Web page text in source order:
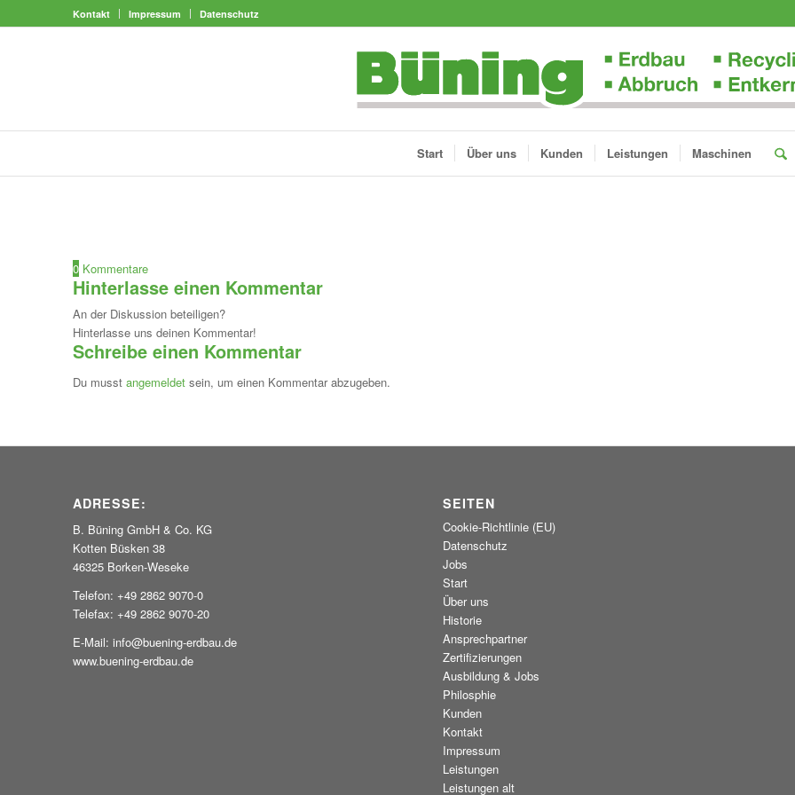
Kontakt Impressum Datenschutz
Start Über uns Kunden Leistungen Maschinen
0 Kommentare
Hinterlasse einen Kommentar
An der Diskussion beteiligen?
Hinterlasse uns deinen Kommentar!
Schreibe einen Kommentar
Du musst angemeldet sein, um einen Kommentar abzugeben.
ADRESSE:
B. Büning GmbH & Co. KG
Kotten Büsken 38
46325 Borken-Weseke
Telefon: +49 2862 9070-0
Telefax: +49 2862 9070-20
E-Mail: info@buening-erdbau.de
www.buening-erdbau.de
SEITEN
Cookie-Richtlinie (EU)
Datenschutz
Jobs
Start
Über uns
Historie
Ansprechpartner
Zertifizierungen
Ausbildung & Jobs
Philosphie
Kunden
Kontakt
Impressum
Leistungen
Leistungen alt